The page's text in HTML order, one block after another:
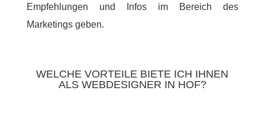
Empfehlungen und Infos im Bereich des
Marketings geben.
WELCHE VORTEILE BIETE ICH IHNEN
ALS WEBDESIGNER IN HOF?